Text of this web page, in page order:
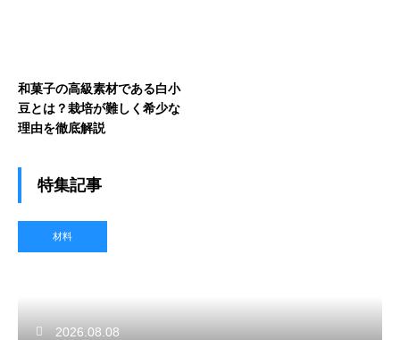
和菓子の高級素材である白小
豆とは？栽培が難しく希少な
理由を徹底解説
特集記事
材料
2026.08.08